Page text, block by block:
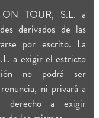
ON TOUR, S.L. a
derivados de las
por escrito. La
a exigir el estricto
no podrá ser
ni privará a
a exigir